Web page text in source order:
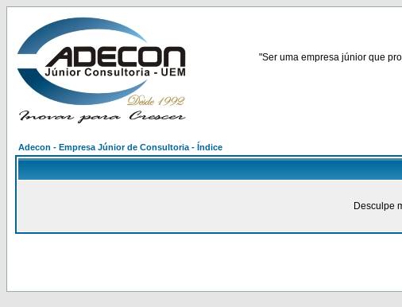
"Ser uma empresa júnior que
Adecon - Empresa Júnior de Consultoria - Índice
Desculpe